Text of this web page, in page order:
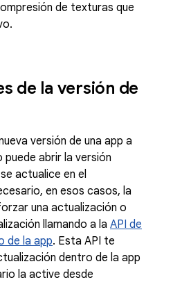
de texturas que
de la versión de
versión de una app a
puede abrir la versión
actualice en el
en esos casos, la
una actualización o
llamando a la API de
de la app. Esta API te
dentro de la app
la active desde